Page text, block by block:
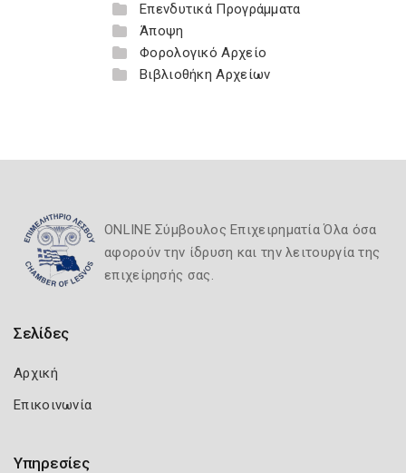
Επενδυτικά Προγράμματα
Άποψη
Φορολογικό Αρχείο
Βιβλιοθήκη Αρχείων
ONLINE Σύμβουλος Επιχειρηματία Όλα όσα
αφορούν την ίδρυση και την λειτουργία της
επιχείρησής σας.
Σελίδες
Αρχική
Επικοινωνία
Υπηρεσίες